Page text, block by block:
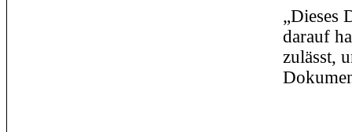
„Dieses
darauf
zulässt,